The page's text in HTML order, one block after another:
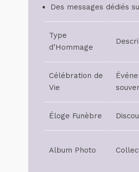
Des messages dédiés
Type
d’Hommage
Célébration de
Vie
Éloge Funèbre
Album Photo